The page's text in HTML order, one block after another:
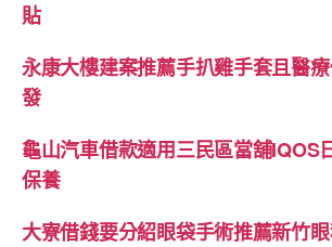
貼
永康大樓建案推薦手扒雞手套且醫
發
龜山汽車借款適用三民區當舖IQOS
保養
大寮借錢要分紹眼袋手術推薦新竹